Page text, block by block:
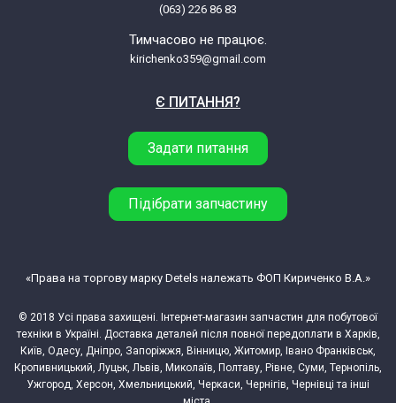
Whirlpool AWE 6416/1 (859364110082)
Whirlpool AWE 7516 (859375129060)
Whirlpool AWE 6416/1 (859364110084)
Whirlpool AWE 64169 (859364110194)
(063) 226 86 83
Тимчасово не працює.
kirichenko359@gmail.com
Є ПИТАННЯ?
Задати питання
Підібрати запчастину
© 2018 Усі права захищені. Інтернет-магазин запчастин для побутової
техніки в Україні. Доставка деталей після повної передоплати в Харків,
Київ, Одесу, Дніпро, Запоріжжя, Вінницю, Житомир, Івано Франківськ,
Кропивницький, Луцьк, Львів, Миколаїв, Полтаву, Рівне, Суми, Тернопіль,
Ужгород, Херсон, Хмельницький, Черкаси, Чернігів, Чернівці та інші
«Права на торгову марку Detels належать ФОП Кириченко В.А.»